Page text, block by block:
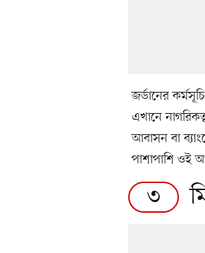
জর্ডানের
এখানে
আবাসন বা
পাশাপাশি ওই
৩